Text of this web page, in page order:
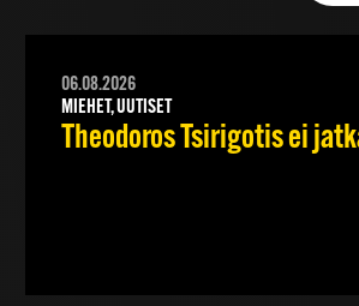
06.08.2026
MIEHET, UUTISET
Theodoros Tsirigotis ei